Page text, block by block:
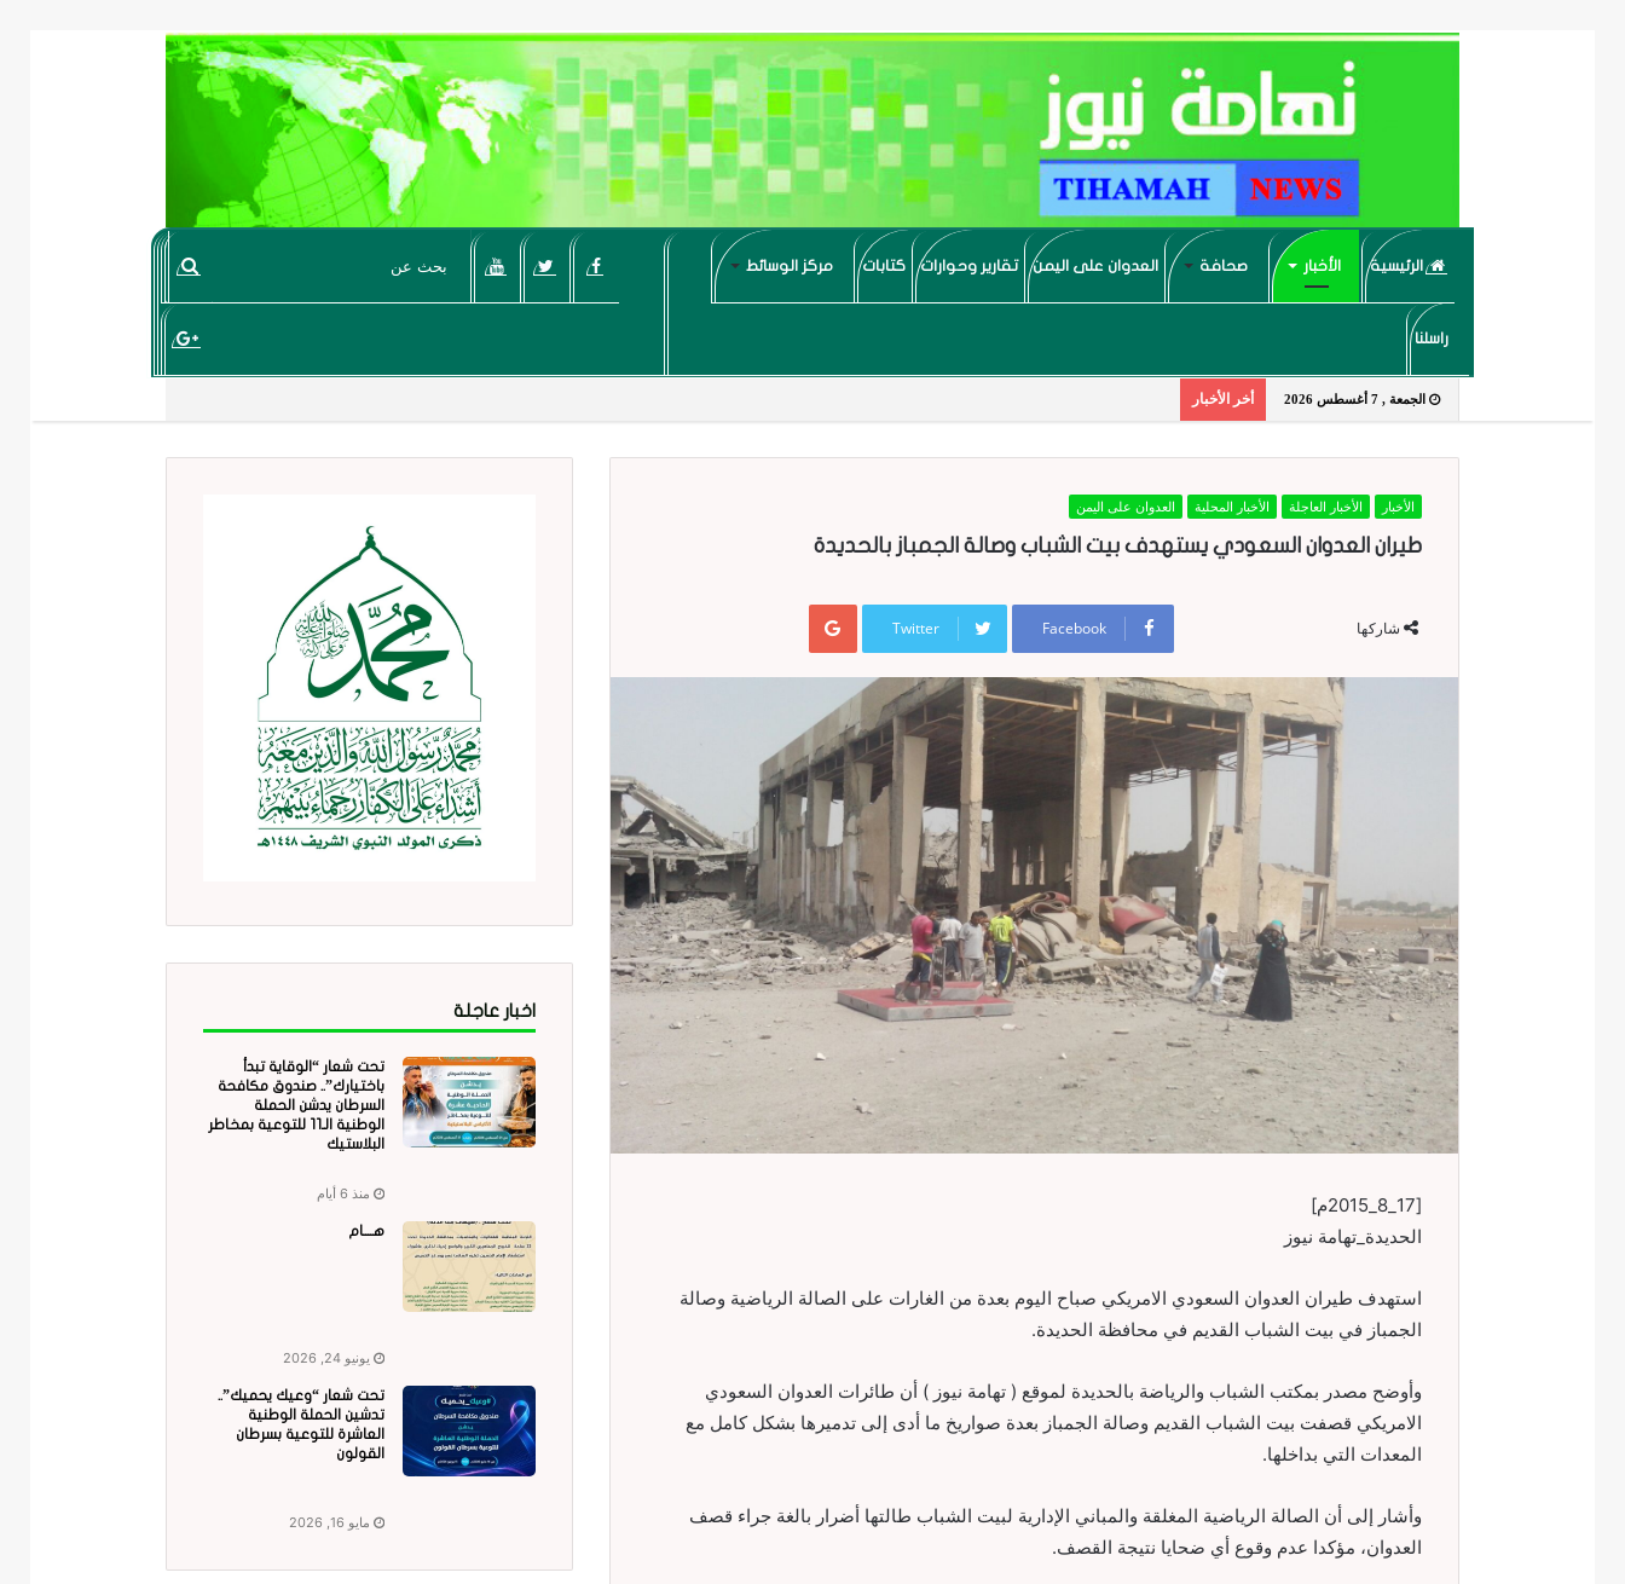
الرئيسية الأخبار صحافة العدوان على اليمن تقارير وحوارات كتابات مركز الوسائط
راسلنا
الجمعة , 7 أغسطس 2026 أخر الأخبار
الأخبار الأخبار العاجلة الأخبار المحلية العدوان على اليمن
طيران العدوان السعودي يستهدف بيت الشباب وصالة الجمباز بالحديدة
شاركها Facebook
Twitter
Google+
[17_8_2015م]
الحديدة_تهامة نيوز
استهدف طيران العدوان السعودي الامريكي صباح اليوم بعدة من الغارات على الصالة الرياضية وصالة
الجمباز في بيت الشباب القديم في محافظة الحديدة.
وأوضح مصدر بمكتب الشباب والرياضة بالحديدة لموقع ( تهامة نيوز ) أن طائرات العدوان السعودي
الامريكي قصفت بيت الشباب القديم وصالة الجمباز بعدة صواريخ ما أدى إلى تدميرها بشكل كامل مع
المعدات التي بداخلها.
وأشار إلى أن الصالة الرياضية المغلقة والمباني الإدارية لبيت الشباب طالتها أضرار بالغة جراء قصف
العدوان، مؤكدا عدم وقوع أي ضحايا نتيجة القصف.
اخبار عاجلة
تحت شعار “الوقاية تبدأ
باختيارك”.. صندوق مكافحة
السرطان يدشن الحملة
الوطنية الـ11 للتوعية بمخاطر
البلاستيك
منذ 6 أيام
هــــام
يونيو 24, 2026
تحت شعار “وعيك يحميك”..
تدشين الحملة الوطنية
العاشرة للتوعية بسرطان
القولون
مايو 16, 2026